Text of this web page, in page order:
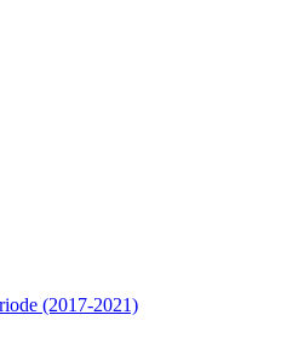
(2017-2021)